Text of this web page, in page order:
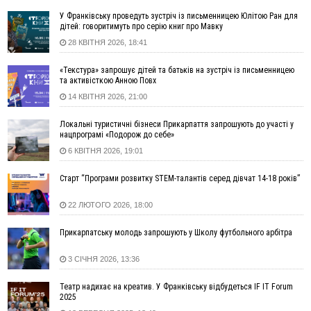
Які спеціальності обирають
16:43
Зарплати на Прикарпатті за місяць зросли на 10%, але до
середньої по Україні ще далеко
був повторно затриманий
15:54
Прикарпатець прийшов у Пенсійний та заявив поліції про
гранату, бо йому не нарахували пенсію
14:59
У Болгарії затримали прикарпатця, який виготовляв
наркотики для міжнародного синдикату
14:47
Стефанішина отримала нову підозру. Їй обирають
14:02
«Пілот з Лондона» видурив у жительки Коломийщини
майже 64 тисячі гривень
13:13
У четвер на Прикарпатті очікується сильна спека до 39°
13:00
На Снятинщині спіймали чоловіка, який зливав з цистерни
у полі невідому речовину
12:29
У МОЗ змінили підхід до госпіталізації та оновили правила
роботи стаціонарів
12:07
На межі Прикарпаття і Тернопільщини невідомі засипали
У Франківську проведуть зустріч із письменницею Юлітою Ран для
дітей: говоритимуть про серію книг про Мавку
28 КВІТНЯ 2026, 18:41
«Текстура» запрошує дітей та батьків на зустріч із письменницею
та активісткою Анною Повх
14 КВІТНЯ 2026, 21:00
Локальні туристичні бізнеси Прикарпаття запрошують до участі у
нацпрограмі «Подорож до себе»
6 КВІТНЯ 2026, 19:01
Старт “Програми розвитку STEM-талантів серед дівчат 14-18 років”
22 ЛЮТОГО 2026, 18:00
Прикарпатську молодь запрошують у Школу футбольного арбітра
3 СІЧНЯ 2026, 13:36
Театр надихає на креатив. У Франківську відбудеться IF IT Forum
2025